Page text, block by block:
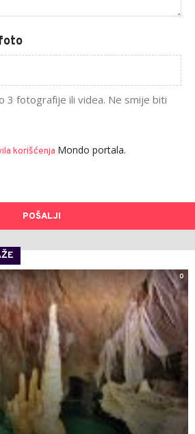
3 fotografije ili videa. Ne smije biti
korišćenja Mondo portala.
POŠALJI
0